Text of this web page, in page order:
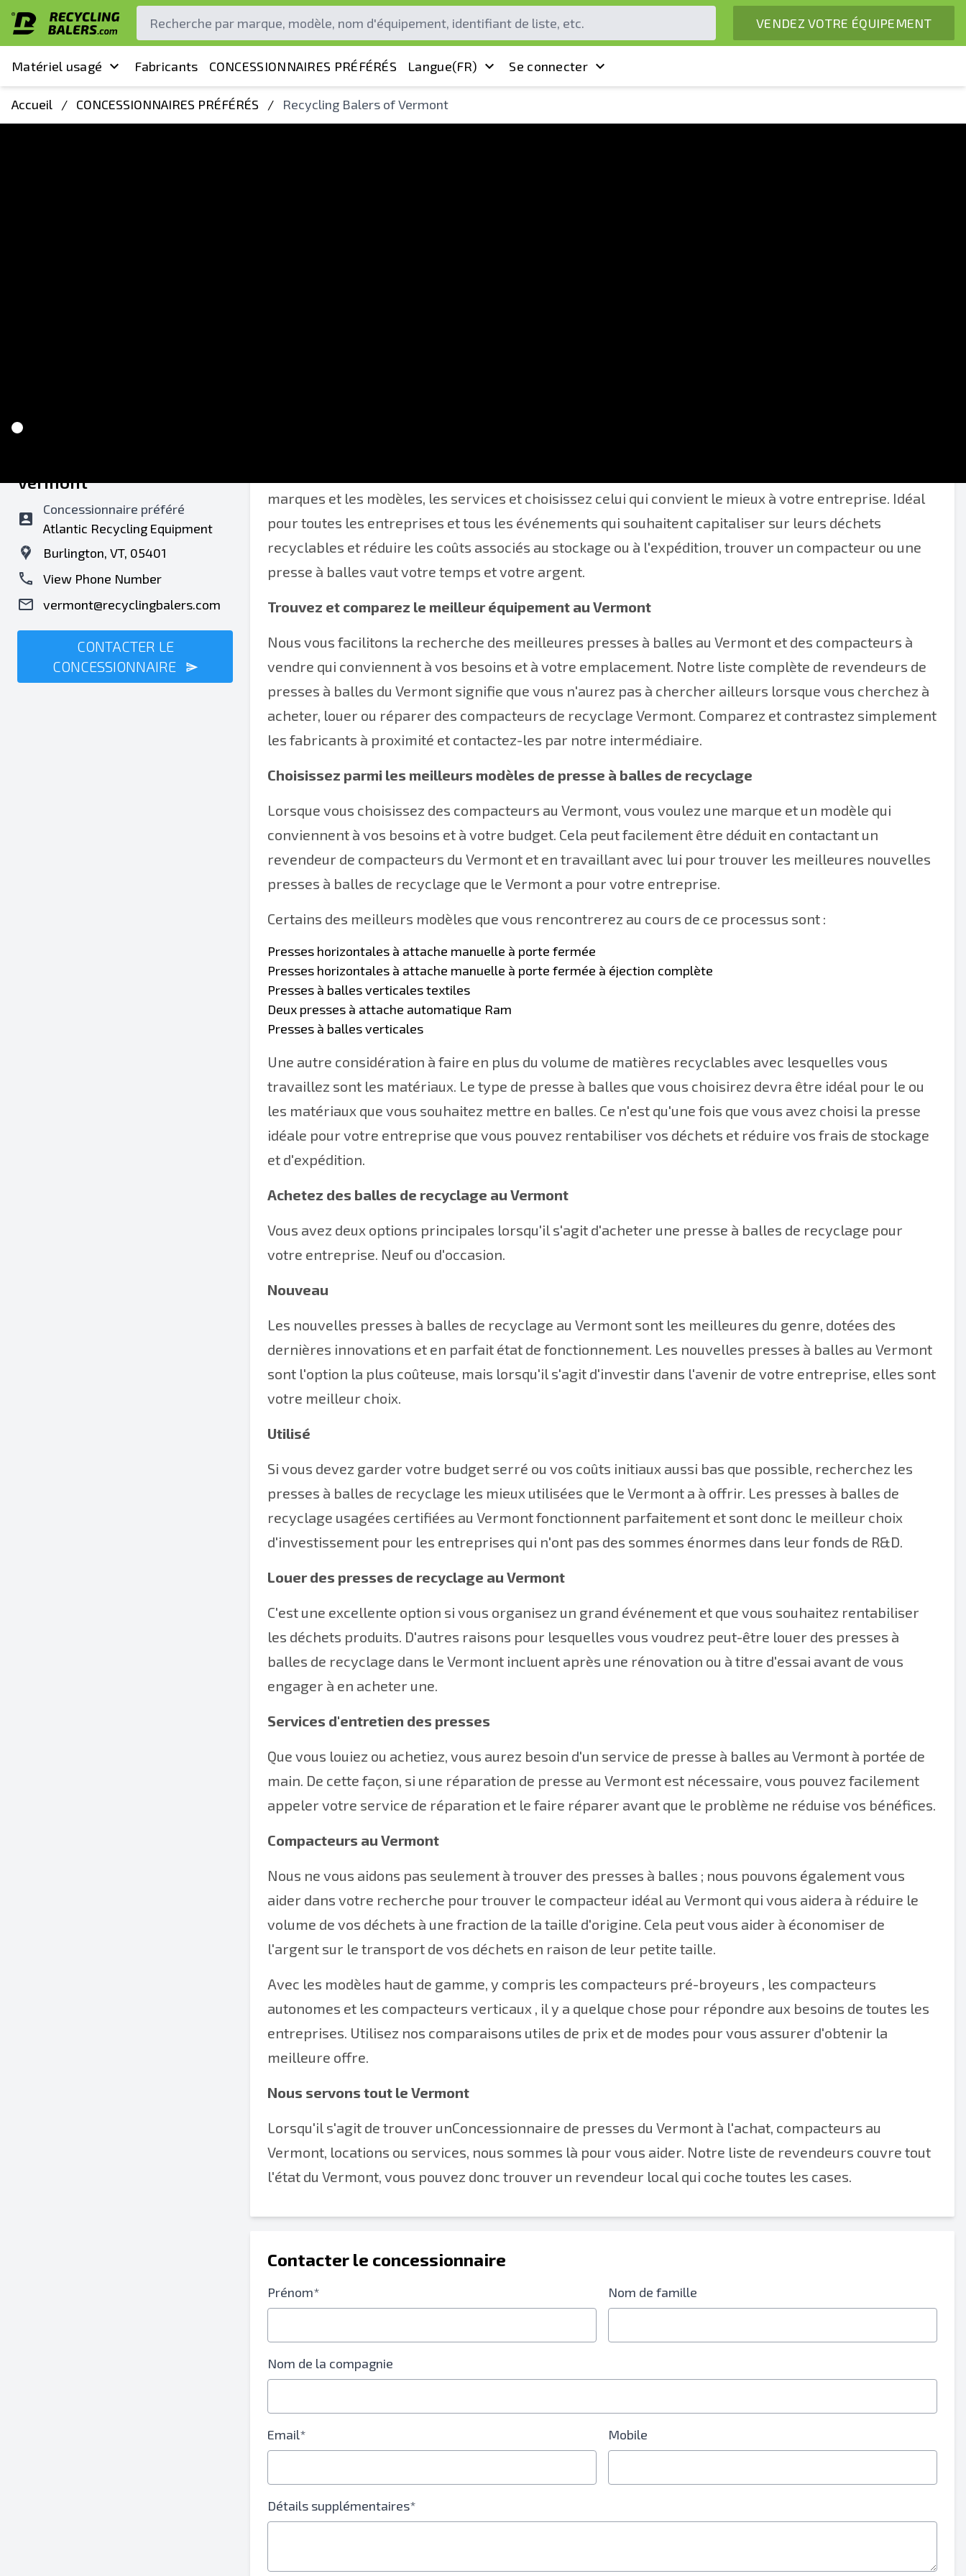
VENDEZ VOTRE ÉQUIPEMENT
Matériel usagé Fabricants CONCESSIONNAIRES PRÉFÉRÉS Langue(FR) Se connecter
Accueil / CONCESSIONNAIRES PRÉFÉRÉS / Recycling Balers of Vermont
Vermont
Concessionnaire préféré
Atlantic Recycling Equipment
Burlington, VT, 05401
View Phone Number
vermont@recyclingbalers.com
CONTACTER LE
CONCESSIONNAIRE
marques et les modèles, les services et choisissez celui qui convient le mieux à votre entreprise. Idéal
pour toutes les entreprises et tous les événements qui souhaitent capitaliser sur leurs déchets
recyclables et réduire les coûts associés au stockage ou à l'expédition, trouver un compacteur ou une
presse à balles vaut votre temps et votre argent.
Trouvez et comparez le meilleur équipement au Vermont
Nous vous facilitons la recherche des meilleures presses à balles au Vermont et des compacteurs à
vendre qui conviennent à vos besoins et à votre emplacement. Notre liste complète de revendeurs de
presses à balles du Vermont signifie que vous n'aurez pas à chercher ailleurs lorsque vous cherchez à
acheter, louer ou réparer des compacteurs de recyclage Vermont. Comparez et contrastez simplement
les fabricants à proximité et contactez-les par notre intermédiaire.
Choisissez parmi les meilleurs modèles de presse à balles de recyclage
Lorsque vous choisissez des compacteurs au Vermont, vous voulez une marque et un modèle qui
conviennent à vos besoins et à votre budget. Cela peut facilement être déduit en contactant un
revendeur de compacteurs du Vermont et en travaillant avec lui pour trouver les meilleures nouvelles
presses à balles de recyclage que le Vermont a pour votre entreprise.
Certains des meilleurs modèles que vous rencontrerez au cours de ce processus sont :
Presses horizontales à attache manuelle à porte fermée
Presses horizontales à attache manuelle à porte fermée à éjection complète
Presses à balles verticales textiles
Deux presses à attache automatique Ram
Presses à balles verticales
Une autre considération à faire en plus du volume de matières recyclables avec lesquelles vous
travaillez sont les matériaux. Le type de presse à balles que vous choisirez devra être idéal pour le ou
les matériaux que vous souhaitez mettre en balles. Ce n'est qu'une fois que vous avez choisi la presse
idéale pour votre entreprise que vous pouvez rentabiliser vos déchets et réduire vos frais de stockage
et d'expédition.
Achetez des balles de recyclage au Vermont
Vous avez deux options principales lorsqu'il s'agit d'acheter une presse à balles de recyclage pour
votre entreprise. Neuf ou d'occasion.
Nouveau
Les nouvelles presses à balles de recyclage au Vermont sont les meilleures du genre, dotées des
dernières innovations et en parfait état de fonctionnement. Les nouvelles presses à balles au Vermont
sont l'option la plus coûteuse, mais lorsqu'il s'agit d'investir dans l'avenir de votre entreprise, elles sont
votre meilleur choix.
Utilisé
Si vous devez garder votre budget serré ou vos coûts initiaux aussi bas que possible, recherchez les
presses à balles de recyclage les mieux utilisées que le Vermont a à offrir. Les presses à balles de
recyclage usagées certifiées au Vermont fonctionnent parfaitement et sont donc le meilleur choix
d'investissement pour les entreprises qui n'ont pas des sommes énormes dans leur fonds de R&D.
Louer des presses de recyclage au Vermont
C'est une excellente option si vous organisez un grand événement et que vous souhaitez rentabiliser
les déchets produits. D'autres raisons pour lesquelles vous voudrez peut-être louer des presses à
balles de recyclage dans le Vermont incluent après une rénovation ou à titre d'essai avant de vous
engager à en acheter une.
Services d'entretien des presses
Que vous louiez ou achetiez, vous aurez besoin d'un service de presse à balles au Vermont à portée de
main. De cette façon, si une réparation de presse au Vermont est nécessaire, vous pouvez facilement
appeler votre service de réparation et le faire réparer avant que le problème ne réduise vos bénéfices.
Compacteurs au Vermont
Nous ne vous aidons pas seulement à trouver des presses à balles ; nous pouvons également vous
aider dans votre recherche pour trouver le compacteur idéal au Vermont qui vous aidera à réduire le
volume de vos déchets à une fraction de la taille d'origine. Cela peut vous aider à économiser de
l'argent sur le transport de vos déchets en raison de leur petite taille.
Avec les modèles haut de gamme, y compris les compacteurs pré-broyeurs , les compacteurs
autonomes et les compacteurs verticaux , il y a quelque chose pour répondre aux besoins de toutes les
entreprises. Utilisez nos comparaisons utiles de prix et de modes pour vous assurer d'obtenir la
meilleure offre.
Nous servons tout le Vermont
Lorsqu'il s'agit de trouver unConcessionnaire de presses du Vermont à l'achat, compacteurs au
Vermont, locations ou services, nous sommes là pour vous aider. Notre liste de revendeurs couvre tout
l'état du Vermont, vous pouvez donc trouver un revendeur local qui coche toutes les cases.
Contacter le concessionnaire
Prénom* Nom de famille
Nom de la compagnie
Email* Mobile
Détails supplémentaires*